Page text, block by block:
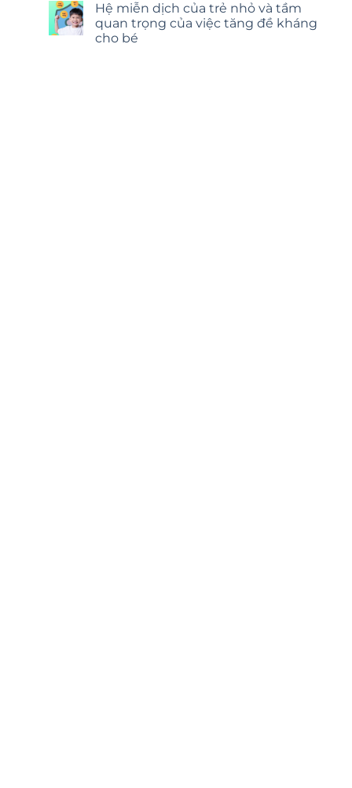
Hệ miễn dịch của trẻ nhỏ và tầm
quan trọng của việc tăng đề kháng
cho bé